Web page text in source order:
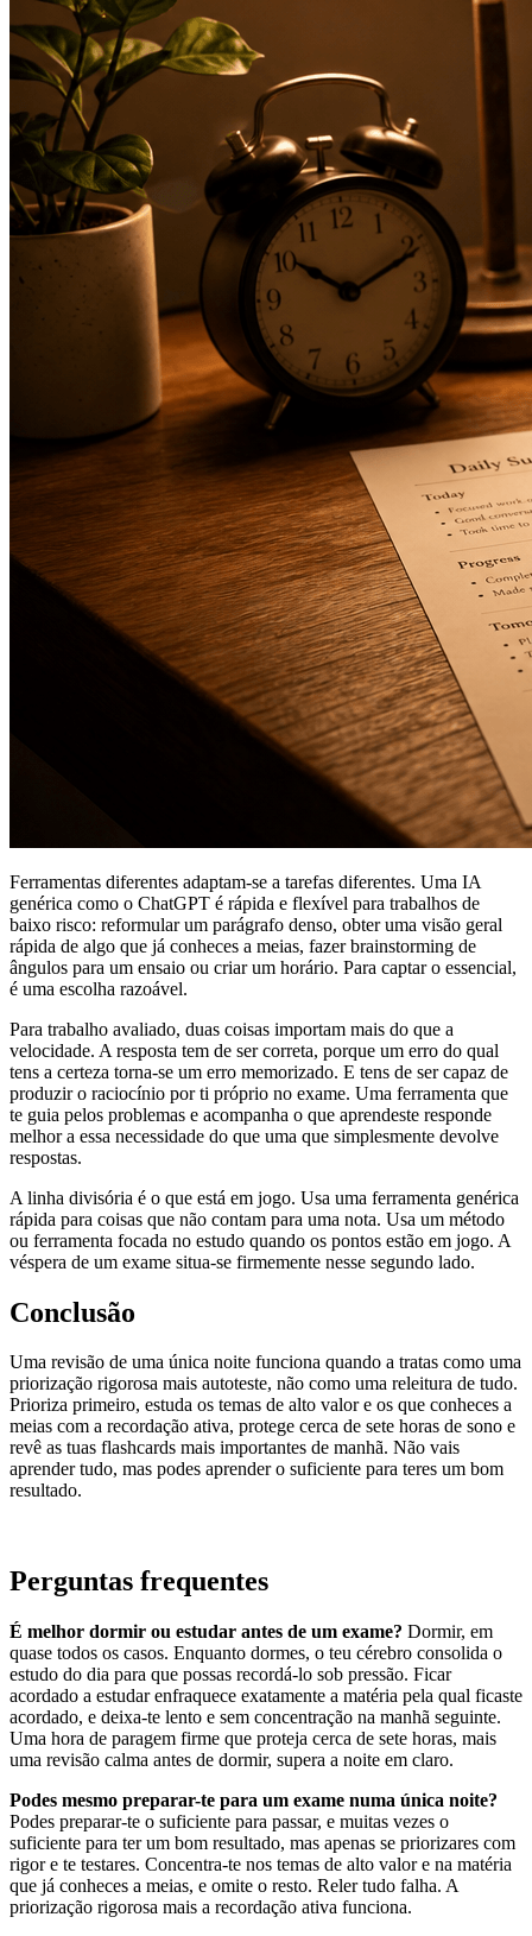
Ferramentas diferentes adaptam-se a tarefas diferentes. Uma IA
genérica como o ChatGPT é rápida e flexível para trabalhos de
baixo risco: reformular um parágrafo denso, obter uma visão geral
rápida de algo que já conheces a meias, fazer brainstorming de
ângulos para um ensaio ou criar um horário. Para captar o essencial,
é uma escolha razoável.
Para trabalho avaliado, duas coisas importam mais do que a
velocidade. A resposta tem de ser correta, porque um erro do qual
tens a certeza torna-se um erro memorizado. E tens de ser capaz de
produzir o raciocínio por ti próprio no exame. Uma ferramenta que
te guia pelos problemas e acompanha o que aprendeste responde
melhor a essa necessidade do que uma que simplesmente devolve
respostas.
A linha divisória é o que está em jogo. Usa uma ferramenta genérica
rápida para coisas que não contam para uma nota. Usa um método
ou ferramenta focada no estudo quando os pontos estão em jogo. A
véspera de um exame situa-se firmemente nesse segundo lado.
Conclusão
Uma revisão de uma única noite funciona quando a tratas como uma
priorização rigorosa mais autoteste, não como uma releitura de tudo.
Prioriza primeiro, estuda os temas de alto valor e os que conheces a
meias com a recordação ativa, protege cerca de sete horas de sono e
revê as tuas flashcards mais importantes de manhã. Não vais
aprender tudo, mas podes aprender o suficiente para teres um bom
resultado.
Perguntas frequentes
É melhor dormir ou estudar antes de um exame? Dormir, em
quase todos os casos. Enquanto dormes, o teu cérebro consolida o
estudo do dia para que possas recordá-lo sob pressão. Ficar
acordado a estudar enfraquece exatamente a matéria pela qual ficaste
acordado, e deixa-te lento e sem concentração na manhã seguinte.
Uma hora de paragem firme que proteja cerca de sete horas, mais
uma revisão calma antes de dormir, supera a noite em claro.
Podes mesmo preparar-te para um exame numa única noite?
Podes preparar-te o suficiente para passar, e muitas vezes o
suficiente para ter um bom resultado, mas apenas se priorizares com
rigor e te testares. Concentra-te nos temas de alto valor e na matéria
que já conheces a meias, e omite o resto. Reler tudo falha. A
priorização rigorosa mais a recordação ativa funciona.